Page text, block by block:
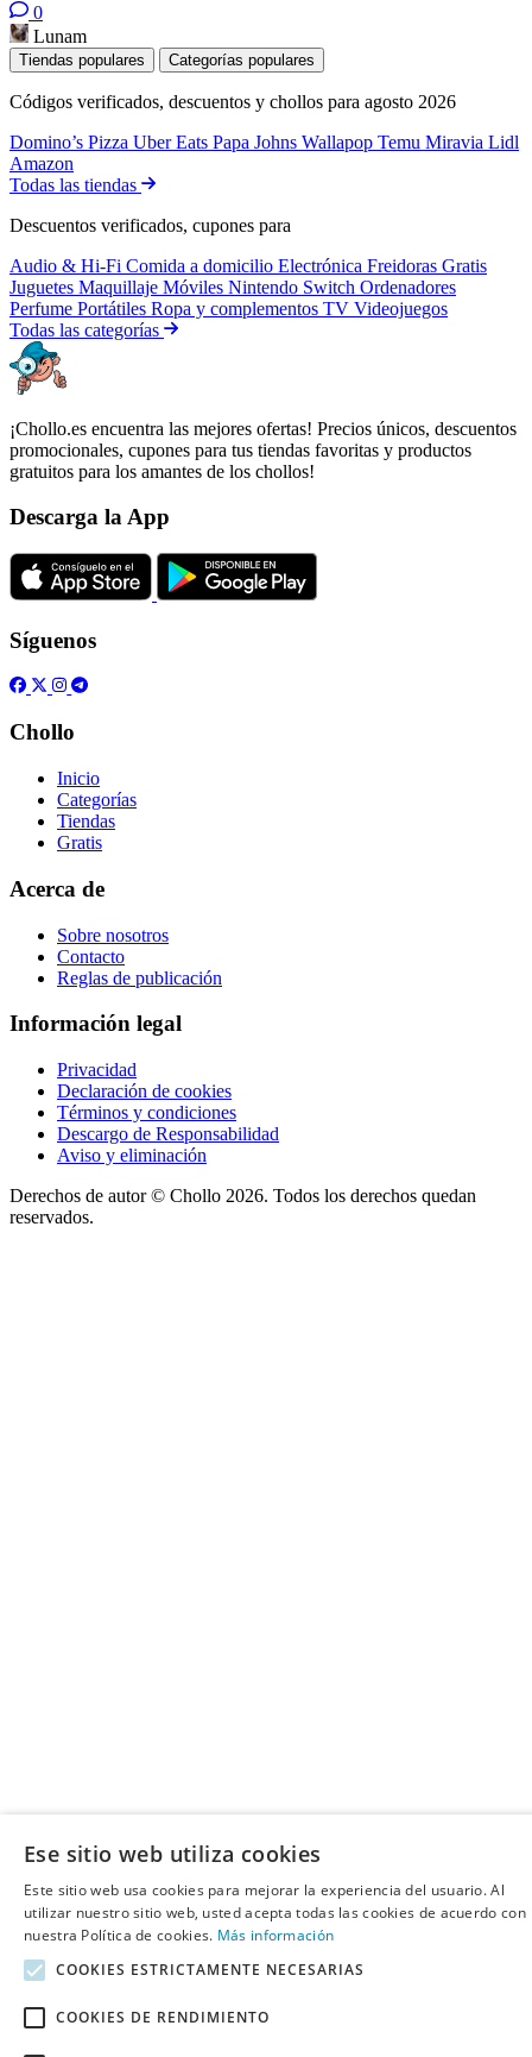
0
Lunam
Tiendas populares Categorías populares
Códigos verificados, descuentos y chollos para agosto 2026
Domino’s Pizza Uber Eats Papa Johns Wallapop Temu Miravia Lidl
Amazon
Todas las tiendas
Descuentos verificados, cupones para
Audio & Hi-Fi Comida a domicilio Electrónica Freidoras Gratis
Juguetes Maquillaje Móviles Nintendo Switch Ordenadores
Perfume Portátiles Ropa y complementos TV Videojuegos
Todas las categorías
¡Chollo.es encuentra las mejores ofertas! Precios únicos, descuentos
promocionales, cupones para tus tiendas favoritas y productos
gratuitos para los amantes de los chollos!
Descarga la App
Síguenos
Chollo
Inicio
Categorías
Tiendas
Gratis
Acerca de
Sobre nosotros
Contacto
Reglas de publicación
Información legal
Privacidad
Declaración de cookies
Términos y condiciones
Descargo de Responsabilidad
Aviso y eliminación
Derechos de autor © Chollo 2026. Todos los derechos quedan
reservados.
Ese sitio web utiliza cookies
Este sitio web usa cookies para mejorar la experiencia del usuario. Al
utilizar nuestro sitio web, usted acepta todas las cookies de acuerdo con
nuestra Política de cookies. Más información
COOKIES ESTRICTAMENTE NECESARIAS
COOKIES DE RENDIMIENTO